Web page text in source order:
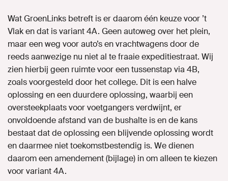
Wat GroenLinks betreft is er daarom één keuze voor ’t
Vlak en dat is variant 4A. Geen autoweg over het plein,
maar een weg voor auto’s en vrachtwagens door de
reeds aanwezige nu niet al te fraaie expeditiestraat. Wij
zien hierbij geen ruimte voor een tussenstap via 4B,
zoals voorgesteld door het college. Dit is een halve
oplossing en een duurdere oplossing, waarbij een
oversteekplaats voor voetgangers verdwijnt, er
onvoldoende afstand van de bushalte is en de kans
bestaat dat de oplossing een blijvende oplossing wordt
en daarmee niet toekomstbestendig is. We dienen
daarom een amendement (bijlage) in om alleen te kiezen
voor variant 4A.